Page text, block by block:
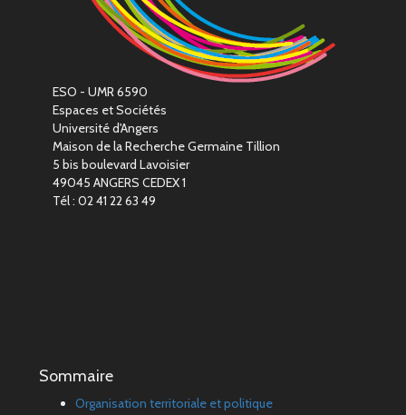
ESO - UMR 6590
Espaces et Sociétés
Université d'Angers
Maison de la Recherche Germaine Tillion
5 bis boulevard Lavoisier
49045 ANGERS CEDEX 1
Tél : 02 41 22 63 49
Sommaire
Organisation territoriale et politique